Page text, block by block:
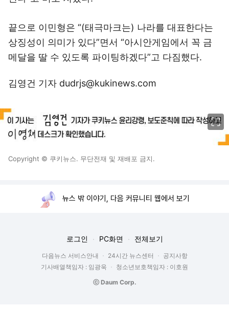
끝으로 이민형은 “(태극마크는) 나라를 대표한다는
상징성이 의미가 있다”면서 “아시안게임에서 꼭 금
메달을 딸 수 있도록 파이팅하겠다”고 다짐했다.
김영건 기자 dudrjs@kukinews.com
Copyright © 쿠키뉴스. 무단전재 및 재배포 금지.
뉴스 밖 이야기, 다음 커뮤니티 웹에서 보기
로그인 PC화면 전체보기
다음뉴스 서비스안내 24시간 뉴스센터
공지사항
기사배열책임자 : 임광욱
청소년보호책임자 : 이호원
ⓒ Daum Corp.